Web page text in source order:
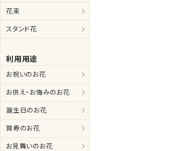
花束
スタンド花
利用用途
お祝いのお花
お供え・お悔みのお花
誕生日のお花
賀寿のお花
お見舞いのお花